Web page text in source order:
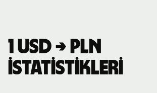
1 USD → PLN
istatistikleri